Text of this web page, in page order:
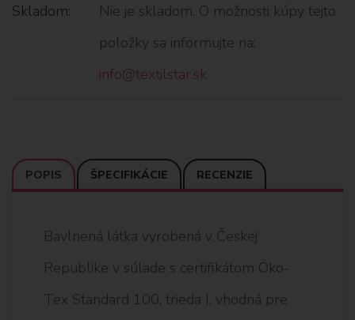
Skladom:
Nie je skladom. O možnosti kúpy tejto
položky sa informujte na:
info@textilstar.sk
POPIS ŠPECIFIKÁCIE RECENZIE
Bavlnená látka vyrobená v Českej
Republike v súlade s certifikátom Öko-
Tex Standard 100, trieda I. vhodná pre